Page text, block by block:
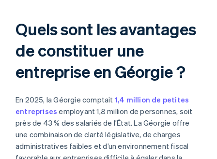
Quels sont les avantages
de constituer une
entreprise en Géorgie ?
En 2025, la Géorgie comptait 1,4 million de petites
entreprises employant 1,8 million de personnes, soit
près de 43 % des salariés de l’État. La Géorgie offre
une combinaison de clarté législative, de charges
administratives faibles et d’un environnement fiscal